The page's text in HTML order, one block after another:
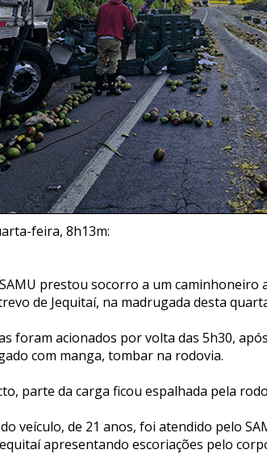
feira, 8h13m:
prestou socorro a um caminhoneiro
de Jequitaí, na madrugada desta
foram acionados por volta das 5h30,
com manga, tombar na rodovia.
parte da carga ficou espalhada pela
veículo, de 21 anos, foi atendido pelo
apresentando escoriações pelo